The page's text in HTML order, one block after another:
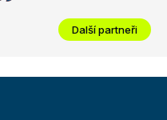
Další partneři